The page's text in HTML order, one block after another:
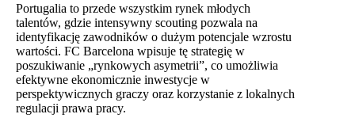
Portugalia to przede wszystkim rynek młodych
talentów, gdzie intensywny scouting pozwala na
identyfikację zawodników o dużym potencjale wzrostu
wartości. FC Barcelona wpisuje tę strategię w
poszukiwanie „rynkowych asymetrii”, co umożliwia
efektywne ekonomicznie inwestycje w
perspektywicznych graczy oraz korzystanie z lokalnych
regulacji prawa pracy.